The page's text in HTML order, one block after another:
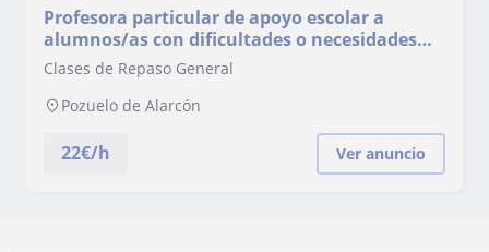
Profesora particular de apoyo escolar a
alumnos/as con dificultades o necesidades
educativas especiales de infantil, primaria y
Clases de Repaso General
Pozuelo de Alarcón
22€/h Ver anuncio